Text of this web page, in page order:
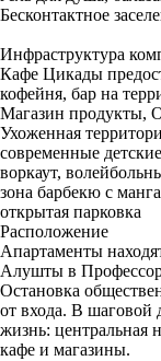
Бесконтактное
Инфраструктура
Кафе Цикады
кофейня, бар на
Магазин продукты,
Ухоженная
современные
воркаут,
зона барбекю с
открытая парковка
Расположение
Апартаменты
Алушты в
Остановка
от входа. В шаговой
жизнь: центральная
кафе и магазины.